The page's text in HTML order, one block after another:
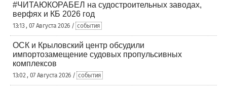
#ЧИТАЮКОРАБЕЛ на судостроительных заводах,
верфях и КБ 2026 год
13:13 , 07 Августа 2026 / события
ОСК и Крыловский центр обсудили
импортозамещение судовых пропульсивных
комплексов
13:02 , 07 Августа 2026 / события